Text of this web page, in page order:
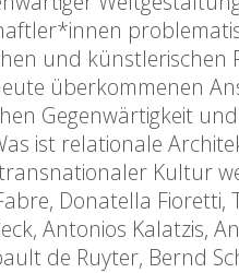
und künstlerischen
überkommenen
Gegenwärtigkeit
ist relationale
Kultur
Donatella Fioretti,
Antonios Kalatzis,
de Ruyter, Bernd